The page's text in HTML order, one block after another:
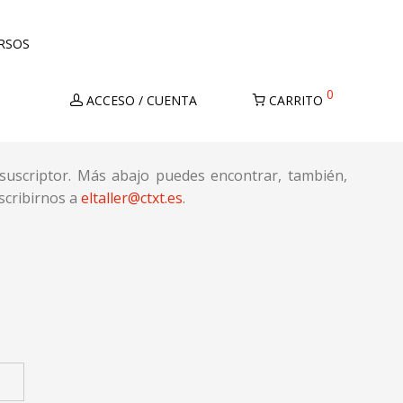
ACCESO / CUENTA CARRITO 0
Más abajo puedes encontrar, también,
a eltaller@ctxt.es.